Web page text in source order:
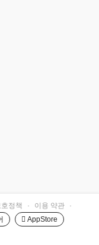
정책 · 이용 약관
·
 AppStore